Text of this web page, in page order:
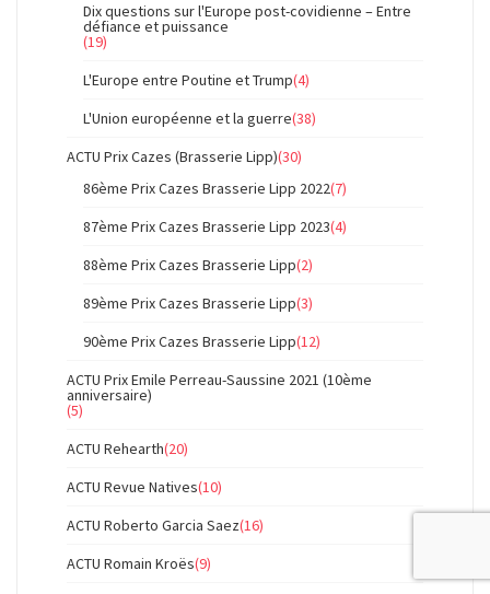
Dix questions sur l'Europe post-covidienne – Entre
défiance et puissance
(19)
L'Europe entre Poutine et Trump(4)
L'Union européenne et la guerre(38)
ACTU Prix Cazes (Brasserie Lipp)(30)
86ème Prix Cazes Brasserie Lipp 2022(7)
87ème Prix Cazes Brasserie Lipp 2023(4)
88ème Prix Cazes Brasserie Lipp(2)
89ème Prix Cazes Brasserie Lipp(3)
90ème Prix Cazes Brasserie Lipp(12)
ACTU Prix Emile Perreau-Saussine 2021 (10ème
anniversaire)
(5)
ACTU Rehearth(20)
ACTU Revue Natives(10)
ACTU Roberto Garcia Saez(16)
ACTU Romain Kroës(9)